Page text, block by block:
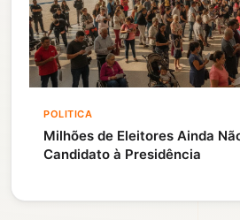
POLITICA
Milhões de Eleitores Ainda
Candidato à Presidência